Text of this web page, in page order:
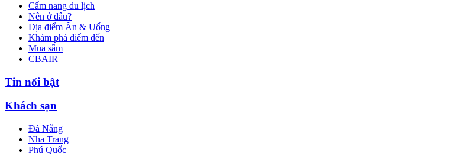
Cẩm nang du lịch
Nên ở đâu?
Địa điểm Ăn & Uống
Khám phá điểm đến
Mua sắm
CBAIR
Tin nổi bật
Khách sạn
Đà Nẵng
Nha Trang
Phú Quốc